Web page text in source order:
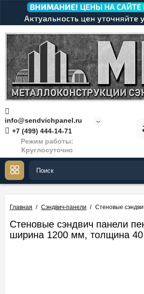
info@sendvichpanel.ru
+7 (499) 444-14-71
Режим работы:
Круглосуточно
Главная Сэндвич-панели Стеновые
Стеновые сэндвич панели
ширина 1200 мм, толщина